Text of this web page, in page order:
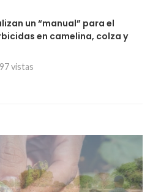
un “manual” para el
en camelina, colza y
97 vistas